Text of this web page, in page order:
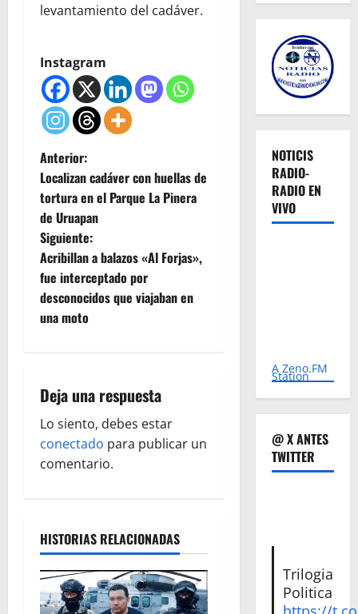
levantamiento del cadáver.
Instagram
N
a
v
e
g
a
i
ó
n
e
e
n
Anterior:
Localizan cadáver con huellas de
tortura en el Parque La Pinera
de Uruapan
Siguiente:
Acribillan a balazos «Al Forjas»,
fue interceptado por
desconocidos que viajaban en
una moto
Deja una respuesta
Lo siento, debes estar
conectado para publicar un
comentario.
HISTORIAS RELACIONADAS
NOTICIS
RADIO-
RADIO EN
VIVO
A Zeno.FM
Station
@ X ANTES
TWITTER
Trilogia
Politica